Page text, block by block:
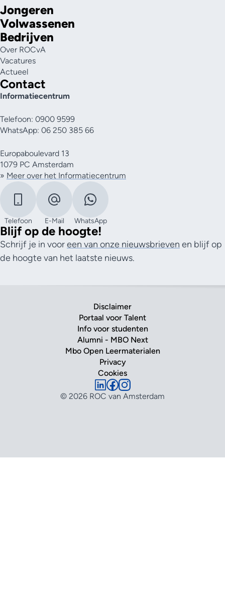
Jongeren
Volwassenen
Bedrijven
Over ROCvA
Vacatures
Actueel
Contact
Informatiecentrum
Telefoon: 0900 9599
WhatsApp: 06 250 385 66
Europaboulevard 13
1079 PC Amsterdam
» Meer over het Informatiecentrum
Telefoon E-Mail WhatsApp
Blijf op de hoogte!
Schrijf je in vooreen van onze nieuwsbrieven en blijf op
de hoogte van het laatste nieuws.
Disclaimer
Portaal voor Talent
Info voor studenten
Alumni - MBO Next
Mbo Open Leermaterialen
Privacy
Cookies
© 2026 ROC van Amsterdam